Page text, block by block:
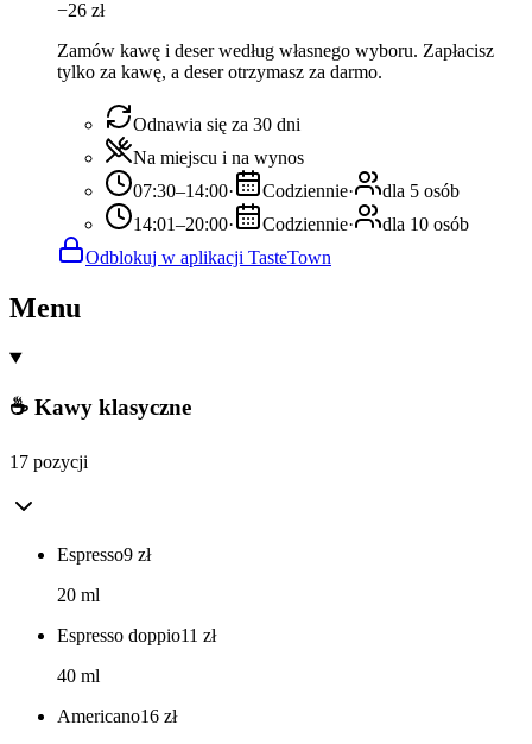
−26 zł
Zamów kawę i deser według własnego wyboru. Zapłacisz
tylko za kawę, a deser otrzymasz za darmo.
Odnawia się za 30 dni
Na miejscu i na wynos
07:30–14:00· Codziennie·
dla 5 osób
14:01–20:00· Codziennie·
dla 10 osób
Odblokuj w aplikacji TasteTown
Menu
☕ Kawy klasyczne
17 pozycji
Espresso9 zł
20 ml
Espresso doppio11 zł
40 ml
Americano16 zł